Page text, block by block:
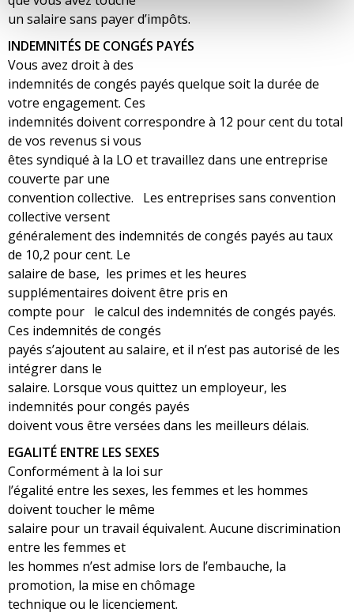
un salaire sans payer d’impôts.
INDEMNITÉS DE CONGÉS PAYÉS
Vous avez droit à des
indemnités de congés payés quelque soit la durée de
votre engagement. Ces
indemnités doivent correspondre à 12 pour cent du total
de vos revenus si vous
êtes syndiqué à la LO et travaillez dans une entreprise
couverte par une
convention collective. Les entreprises sans convention
collective versent
généralement des indemnités de congés payés au taux
de 10,2 pour cent. Le
salaire de base, les primes et les heures
supplémentaires doivent être pris en
compte pour le calcul des indemnités de congés payés.
Ces indemnités de congés
payés s’ajoutent au salaire, et il n’est pas autorisé de les
intégrer dans le
salaire. Lorsque vous quittez un employeur, les
indemnités pour congés payés
doivent vous être versées dans les meilleurs délais.
EGALITÉ ENTRE LES SEXES
Conformément à la loi sur
l’égalité entre les sexes, les femmes et les hommes
doivent toucher le même
salaire pour un travail équivalent. Aucune discrimination
entre les femmes et
les hommes n’est admise lors de l’embauche, la
promotion, la mise en chômage
technique ou le licenciement.